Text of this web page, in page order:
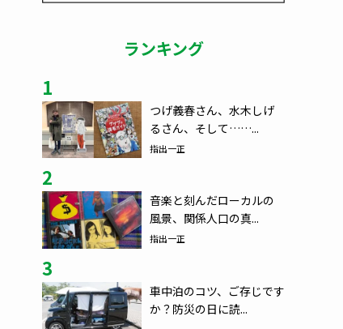
ランキング
1
つげ義春さん、水木しげ
るさん、そして……...
指出一正
2
音楽と刻んだローカルの
風景、関係人口の真...
指出一正
3
車中泊のコツ、ご存じです
か？防災の日に読...